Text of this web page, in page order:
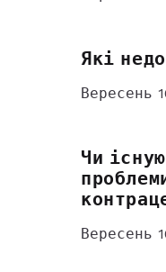
Які
Вересень
Чи
Вересень